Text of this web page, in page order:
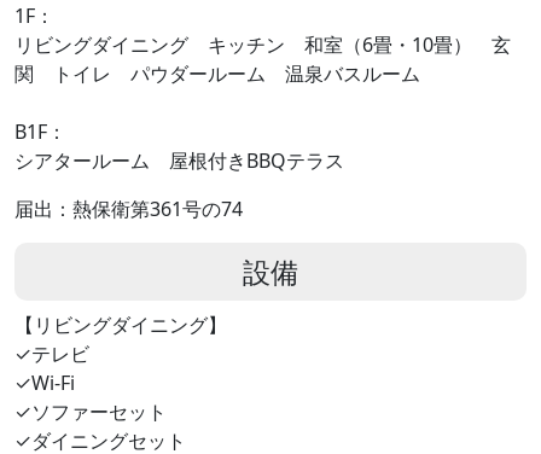
1F：
リビングダイニング キッチン 和室（6畳・10畳） 玄
関 トイレ パウダールーム 温泉バスルーム
B1F：
シアタールーム 屋根付きBBQテラス
届出：熱保衛第361号の74
設備
【リビングダイニング】
✓テレビ
✓Wi-Fi
✓ソファーセット
✓ダイニングセット